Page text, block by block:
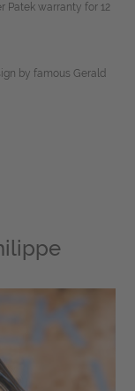
Patek warranty for 12
by famous Gerald